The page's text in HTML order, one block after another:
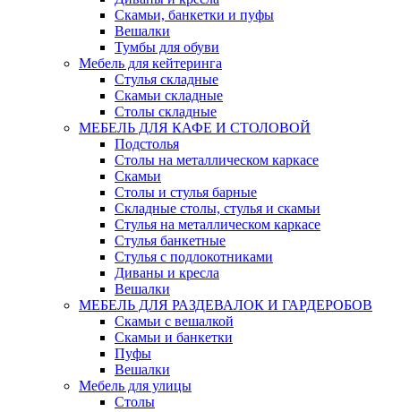
Скамьи, банкетки и пуфы
Вешалки
Тумбы для обуви
Мебель для кейтеринга
Стулья складные
Скамьи складные
Столы складные
МЕБЕЛЬ ДЛЯ КАФЕ И СТОЛОВОЙ
Подстолья
Столы на металлическом каркасе
Скамьи
Столы и стулья барные
Складные столы, стулья и скамьи
Стулья на металлическом каркасе
Стулья банкетные
Стулья с подлокотниками
Диваны и кресла
Вешалки
МЕБЕЛЬ ДЛЯ РАЗДЕВАЛОК И ГАРДЕРОБОВ
Скамьи с вешалкой
Скамьи и банкетки
Пуфы
Вешалки
Мебель для улицы
Столы